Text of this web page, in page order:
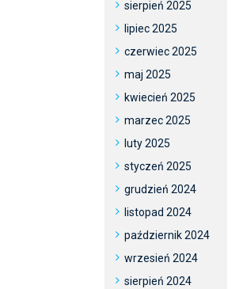
sierpień 2025
lipiec 2025
czerwiec 2025
maj 2025
kwiecień 2025
marzec 2025
luty 2025
styczeń 2025
grudzień 2024
listopad 2024
październik 2024
wrzesień 2024
sierpień 2024